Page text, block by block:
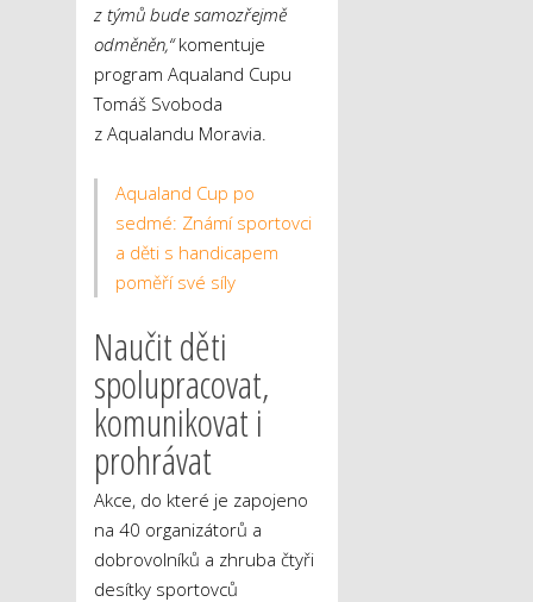
z týmů bude samozřejmě
odměněn,“komentuje
program Aqualand Cupu
Tomáš Svoboda
z Aqualandu Moravia.
Aqualand Cup po
sedmé: Známí sportovci
a děti s handicapem
poměří své síly
Naučit děti
spolupracovat,
komunikovat i
prohrávat
Akce, do které je zapojeno
na 40 organizátorů a
dobrovolníků a zhruba čtyři
desítky sportovců